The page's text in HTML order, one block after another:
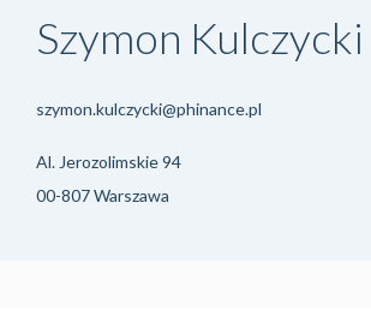
Szymon Kulczycki
szymon.kulczycki@phinance.pl
Al. Jerozolimskie 94
00-807 Warszawa